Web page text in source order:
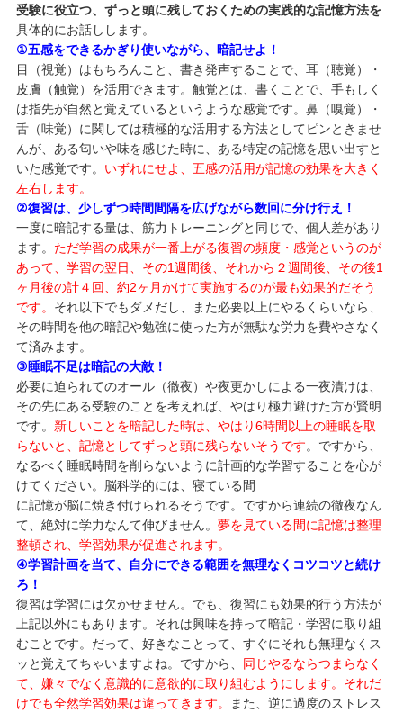
受験に役立つ、ずっと頭に残しておくための実践的な記憶方法を
具体的にお話しします。
①五感をできるかぎり使いながら、暗記せよ！
目（視覚）はもちろんこと、書き発声することで、耳（聴覚）・
皮膚（触覚）を活用できます。触覚とは、書くことで、手もしく
は指先が自然と覚えているというような感覚です。鼻（嗅覚）・
舌（味覚）に関しては積極的な活用する方法としてピンときませ
んが、ある匂いや味を感じた時に、ある特定の記憶を思い出すと
いた感覚です。 いずれにせよ、五感の活用が記憶の効果を大きく
左右します。
②復習は、少しずつ時間間隔を広げながら数回に分け行え！
一度に暗記する量は、筋力トレーニングと同じで、個人差があり
ます。 ただ学習の成果が一番上がる復習の頻度・感覚というのが
あって、学習の翌日、その1週間後、それから２週間後、その後1
ヶ月後の計４回、約2ヶ月かけて実施するのが最も効果的だそう
です。 それ以下でもダメだし、また必要以上にやるくらいなら、
その時間を他の暗記や勉強に使った方が無駄な労力を費やさなく
て済みます。
③睡眠不足は暗記の大敵！
必要に迫られてのオール（徹夜）や夜更かしによる一夜漬けは、
その先にある受験のことを考えれば、やはり極力避けた方が賢明
です。 新しいことを暗記した時は、やはり6時間以上の睡眠を取
らないと、記憶としてずっと頭に残らないそうです。ですから、
なるべく睡眠時間を削らないように計画的な学習することを心が
けてください。脳科学的には、寝ている間
に記憶が脳に焼き付けられるそうです。ですから連続の徹夜なん
て、絶対に学力なんて伸びません。 夢を見ている間に記憶は整理
整頓され、学習効果が促進されます。
④学習計画を当て、自分にできる範囲を無理なくコツコツと続け
ろ！
復習は学習には欠かせません。でも、復習にも効果的行う方法が
上記以外にもあります。それは興味を持って暗記・学習に取り組
むことです。だって、好きなことって、すぐにそれも無理なくス
ッと覚えてちゃいますよね。ですから、 同じやるならつまらなく
て、嫌々でなく意識的に意欲的に取り組むようにします。それだ
けでも全然学習効果は違ってきます。
また、逆に過度のストレス